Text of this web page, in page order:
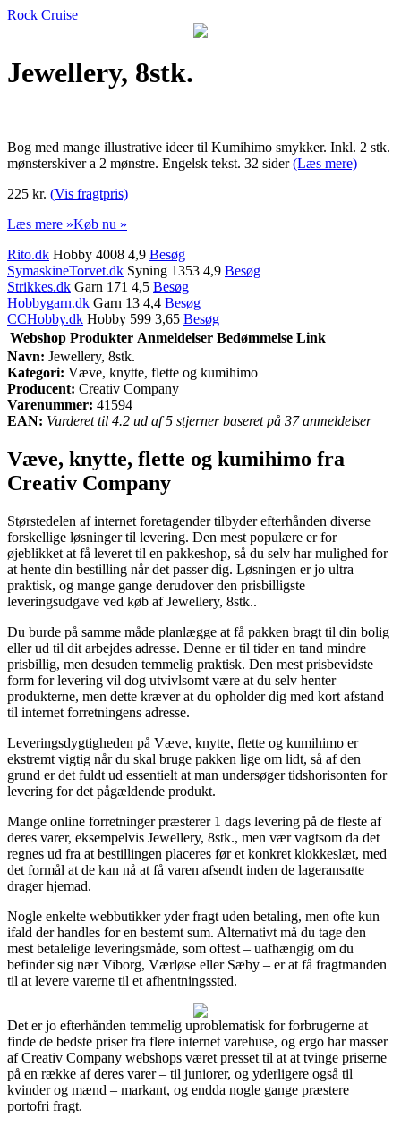
Rock Cruise
Jewellery, 8stk.
Bog med mange illustrative ideer til Kumihimo smykker. Inkl. 2 stk.
mønsterskiver a 2 mønstre. Engelsk tekst. 32 sider(Læs mere)
225 kr. (Vis fragtpris)
Læs mere »Køb nu »
Rito.dk Hobby 4008 4,9 Besøg
SymaskineTorvet.dk Syning 1353 4,9 Besøg
Strikkes.dk Garn 171 4,5 Besøg
Hobbygarn.dk Garn 13 4,4 Besøg
CCHobby.dk Hobby 599 3,65 Besøg
Webshop Produkter Anmeldelser Bedømmelse Link
Navn: Jewellery, 8stk.
Kategori: Væve, knytte, flette og kumihimo
Producent: Creativ Company
Varenummer: 41594
EAN: Vurderet til 4.2 ud af 5 stjerner baseret på 37 anmeldelser
Væve, knytte, flette og kumihimo fra
Creativ Company
Størstedelen af internet foretagender tilbyder efterhånden diverse
forskellige løsninger til levering. Den mest populære er for
øjeblikket at få leveret til en pakkeshop, så du selv har mulighed for
at hente din bestilling når det passer dig. Løsningen er jo ultra
praktisk, og mange gange derudover den prisbilligste
leveringsudgave ved køb af Jewellery, 8stk..
Du burde på samme måde planlægge at få pakken bragt til din bolig
eller ud til dit arbejdes adresse. Denne er til tider en tand mindre
prisbillig, men desuden temmelig praktisk. Den mest prisbevidste
form for levering vil dog utvivlsomt være at du selv henter
produkterne, men dette kræver at du opholder dig med kort afstand
til internet forretningens adresse.
Leveringsdygtigheden på Væve, knytte, flette og kumihimo er
ekstremt vigtig når du skal bruge pakken lige om lidt, så af den
grund er det fuldt ud essentielt at man undersøger tidshorisonten for
levering for det pågældende produkt.
Mange online forretninger præsterer 1 dags levering på de fleste af
deres varer, eksempelvis Jewellery, 8stk., men vær vagtsom da det
regnes ud fra at bestillingen placeres før et konkret klokkeslæt, med
det formål at de kan nå at få varen afsendt inden de lageransatte
drager hjemad.
Nogle enkelte webbutikker yder fragt uden betaling, men ofte kun
ifald der handles for en bestemt sum. Alternativt må du tage den
mest betalelige leveringsmåde, som oftest – uafhængig om du
befinder sig nær Viborg, Værløse eller Sæby – er at få fragtmanden
til at levere varerne til et afhentningssted.
Det er jo efterhånden temmelig uproblematisk for forbrugerne at
finde de bedste priser fra flere internet varehuse, og ergo har masser
af Creativ Company webshops været presset til at at tvinge priserne
på en række af deres varer – til juniorer, og yderligere også til
kvinder og mænd – markant, og endda nogle gange præstere
portofri fragt.